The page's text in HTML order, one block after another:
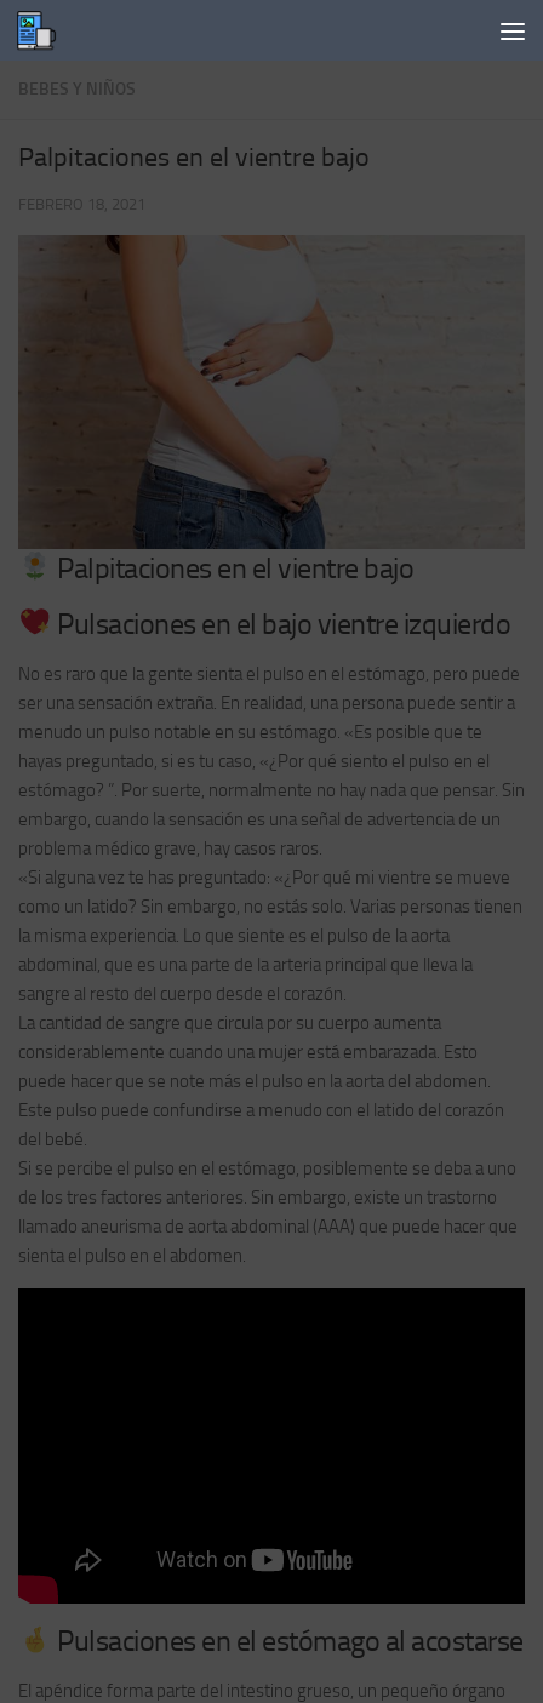
Saltar al contenido
BEBES Y NIÑOS
Palpitaciones en el vientre bajo
FEBRERO 18, 2021
Palpitaciones en el vientre bajo
Pulsaciones en el bajo vientre izquierdo
No es raro que la gente sienta el pulso en el estómago, pero puede
ser una sensación extraña. En realidad, una persona puede sentir a
menudo un pulso notable en su estómago. «Es posible que te
hayas preguntado, si es tu caso, «¿Por qué siento el pulso en el
estómago? ”. Por suerte, normalmente no hay nada que pensar. Sin
embargo, cuando la sensación es una señal de advertencia de un
problema médico grave, hay casos raros.
«Si alguna vez te has preguntado: «¿Por qué mi vientre se mueve
como un latido? Sin embargo, no estás solo. Varias personas tienen
la misma experiencia. Lo que siente es el pulso de la aorta
abdominal, que es una parte de la arteria principal que lleva la
sangre al resto del cuerpo desde el corazón.
La cantidad de sangre que circula por su cuerpo aumenta
considerablemente cuando una mujer está embarazada. Esto
puede hacer que se note más el pulso en la aorta del abdomen.
Este pulso puede confundirse a menudo con el latido del corazón
del bebé.
Si se percibe el pulso en el estómago, posiblemente se deba a uno
de los tres factores anteriores. Sin embargo, existe un trastorno
llamado aneurisma de aorta abdominal (AAA) que puede hacer que
sienta el pulso en el abdomen.
Pulsaciones en el estómago al acostarse
El apéndice forma parte del intestino grueso, un pequeño órgano